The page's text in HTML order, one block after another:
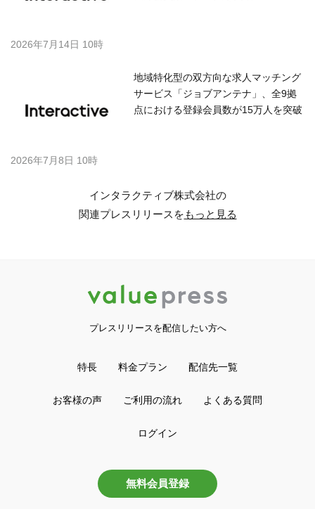
2026年7月14日 10時
地域特化型の双方向な求人マッチング
サービス「ジョブアンテナ」、全9拠
点における登録会員数が15万人を突破
2026年7月8日 10時
インタラクティブ株式会社の
関連プレスリリースをもっと見る
プレスリリースを配信したい方へ
特長 料金プラン 配信先一覧
お客様の声 ご利用の流れ よくある質問
ログイン
無料会員登録